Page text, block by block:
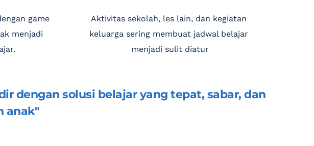
game
menjadi
Aktivitas sekolah, les lain, dan kegiatan
keluarga sering membuat jadwal belajar
menjadi sulit diatur
dengan solusi belajar yang tepat, sabar, dan
anak"